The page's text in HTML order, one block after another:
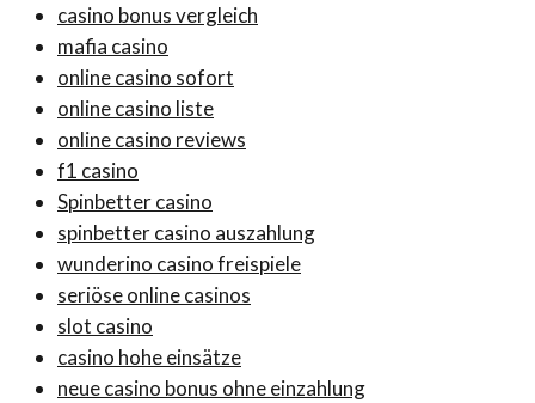
casino bonus vergleich
mafia casino
online casino sofort
online casino liste
online casino reviews
f1 casino
Spinbetter casino
spinbetter casino auszahlung
wunderino casino freispiele
seriöse online casinos
slot casino
casino hohe einsätze
neue casino bonus ohne einzahlung